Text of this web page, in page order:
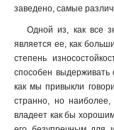
заведено, самые
Одной из, как все
является ее, как
степень
способен выдерживать
как мы привыкли
странно, но
владеет как бы